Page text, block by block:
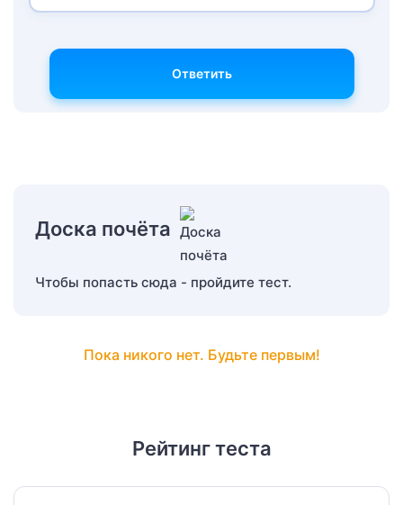
Ответить
Доска почёта
Чтобы попасть сюда - пройдите тест.
Пока никого нет. Будьте первым!
Рейтинг теста